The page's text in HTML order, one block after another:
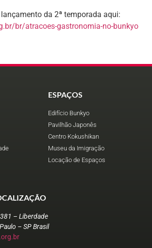
da 2ª temporada aqui:
br/atracoes-gastronomia-no-bunkyo
ESPAÇOS
Edifício Bunkyo
Pavilhão Japonês
Centro Kokushikan
Museu da Imigração
Locação de Espaços
– Liberdade
– SP Brasil